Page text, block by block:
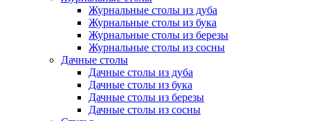
Журнальные столы из дуба
Журнальные столы из бука
Журнальные столы из березы
Журнальные столы из сосны
Дачные столы
Дачные столы из дуба
Дачные столы из бука
Дачные столы из березы
Дачные столы из сосны